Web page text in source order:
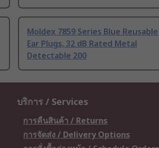
Moldex 7859 Series Blue Reusable
Ear Plugs, 32 dB Rated Metal
Detectable 200
บริการ / Services
การคืนสินค้า / Returns
การจัดส่ง / Delivery Options